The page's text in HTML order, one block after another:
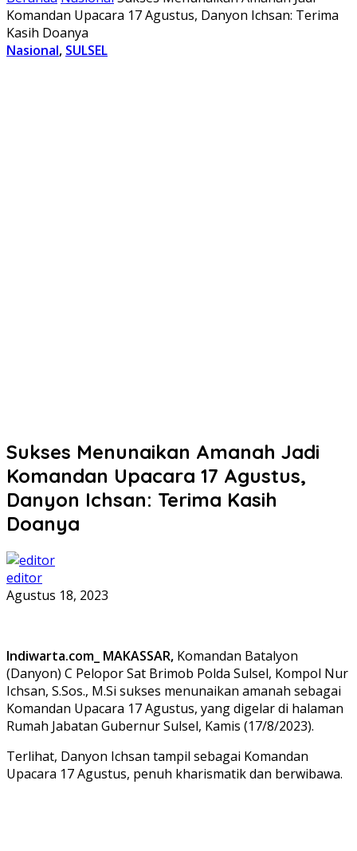
Komandan Upacara 17 Agustus, Danyon Ichsan: Terima
Kasih Doanya
Nasional, SULSEL
Sukses Menunaikan Amanah Jadi
Komandan Upacara 17 Agustus,
Danyon Ichsan: Terima Kasih
Doanya
editor
Agustus 18, 2023
Indiwarta.com_ MAKASSAR, Komandan Batalyon
(Danyon) C Pelopor Sat Brimob Polda Sulsel, Kompol Nur
Ichsan, S.Sos., M.Si sukses menunaikan amanah sebagai
Komandan Upacara 17 Agustus, yang digelar di halaman
Rumah Jabatan Gubernur Sulsel, Kamis (17/8/2023).
Terlihat, Danyon Ichsan tampil sebagai Komandan
Upacara 17 Agustus, penuh kharismatik dan berwibawa.